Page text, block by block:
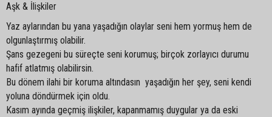
Aşk & İlişkiler
Yaz aylarından bu yana yaşadığın olaylar seni hem yormuş hem de
olgunlaştırmış olabilir.
Şans gezegeni bu süreçte seni korumuş; birçok zorlayıcı durumu
hafif atlatmış olabilirsin.
Bu dönem ilahi bir koruma altındasın yaşadığın her şey, seni kendi
yoluna döndürmek için oldu.
Kasım ayında geçmiş ilişkiler, kapanmamış duygular ya da eski